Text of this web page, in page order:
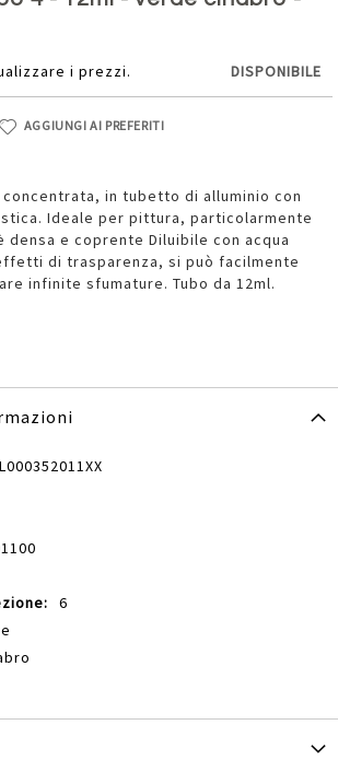
i prezzi. DISPONIBILE
AGGIUNGI AI PREFERITI
in tubetto di alluminio con
Ideale per pittura, particolarmente
densa e coprente Diluibile con acqua
di trasparenza, si può facilmente
infinite sfumature. Tubo da 12ml.
6